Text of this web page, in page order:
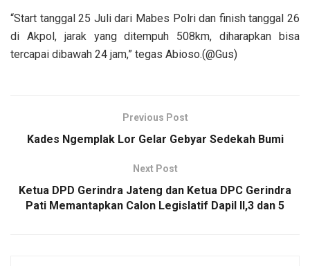
“Start tanggal 25 Juli dari Mabes Polri dan finish tanggal 26
di Akpol, jarak yang ditempuh 508km, diharapkan bisa
tercapai dibawah 24 jam,” tegas Abioso.(@Gus)
Previous Post
Kades Ngemplak Lor Gelar Gebyar Sedekah Bumi
Next Post
Ketua DPD Gerindra Jateng dan Ketua DPC Gerindra
Pati Memantapkan Calon Legislatif Dapil II,3 dan 5